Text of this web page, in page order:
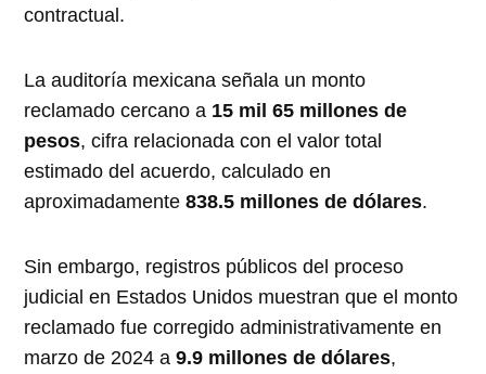
contractual.
La auditoría mexicana señala un monto
reclamado cercano a 15 mil 65 millones de
pesos, cifra relacionada con el valor total
estimado del acuerdo, calculado en
aproximadamente838.5 millones de dólares.
Sin embargo, registros públicos del proceso
judicial en Estados Unidos muestran que el monto
reclamado fue corregido administrativamente en
marzo de 2024 a9.9 millones de dólares,